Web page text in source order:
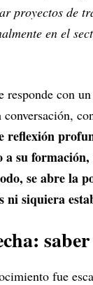
proyectos de
en el
responde con
reflexión
su formación,
se abre la
ni siquiera
fue